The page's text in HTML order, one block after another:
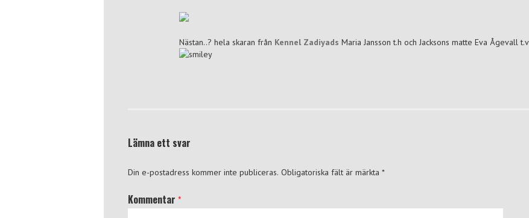
Nästan..? hela skaran från Kennel Zadiyads Maria Jansson t.h och Jacksons matte Eva Ågevall t.v
Lämna ett svar
Din e-postadress kommer inte publiceras. Obligatoriska fält är märkta *
Kommentar *